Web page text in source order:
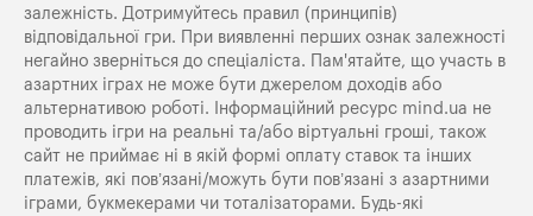
залежність. Дотримуйтесь правил (принципів)
відповідальної гри. При виявленні перших ознак залежності
негайно зверніться до спеціаліста. Пам'ятайте, що участь в
азартних іграх не може бути джерелом доходів або
альтернативою роботі. Інформаційний ресурс mind.ua не
проводить ігри на реальні та/або віртуальні гроші, також
сайт не приймає ні в якій формі оплату ставок та інших
платежів, які пов’язані/можуть бути пов’язані з азартними
іграми, букмекерами чи тоталізаторами. Будь-які